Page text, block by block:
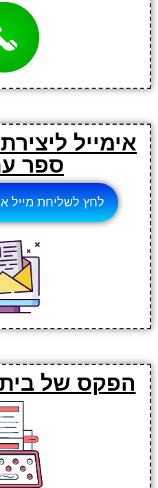
אימייל
ספר
לחץ לשליחת מייל
הפקס של